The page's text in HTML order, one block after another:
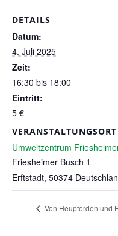
DETAILS
Datum:
4. Juli 2025
Zeit:
16:30 bis 18:00
Eintritt:
5 €
VERANSTALTUNGSORT
Umweltzentrum
Friesheimer Busch 1
Erftstadt, 50374
Von Heupferden und